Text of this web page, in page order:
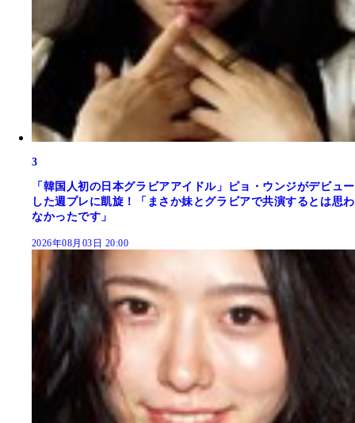
3
「韓国人初の日本グラビアアイドル」ピョ・ウンジがデビュー
した週プレに凱旋！「まさか妹とグラビアで共演するとは思わ
なかったです」
2026年08月03日 20:00